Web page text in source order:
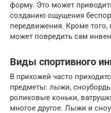
форму. Это может
созданию ощущения
передвижения. Кроме того,
может повредить сам
Виды спортивного
В прихожей часто
предметы: лыжи,
роликовые коньки,
многое другое. Лыжи и